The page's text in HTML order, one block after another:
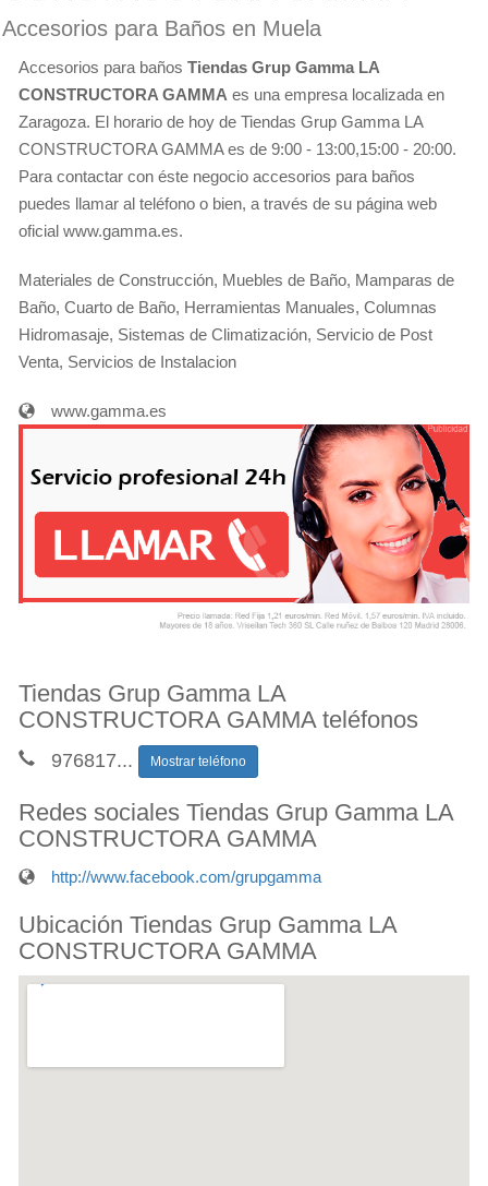
Accesorios para Baños en Muela
Accesorios para baños Tiendas Grup Gamma LA
CONSTRUCTORA GAMMA es una empresa localizada en
Zaragoza. El horario de hoy de Tiendas Grup Gamma LA
CONSTRUCTORA GAMMA es de 9:00 - 13:00,15:00 - 20:00.
Para contactar con éste negocio accesorios para baños
puedes llamar al teléfono o bien, a través de su página web
oficial www.gamma.es.
Materiales de Construcción, Muebles de Baño, Mamparas de
Baño, Cuarto de Baño, Herramientas Manuales, Columnas
Hidromasaje, Sistemas de Climatización, Servicio de Post
Venta, Servicios de Instalacion
www.gamma.es
Tiendas Grup Gamma LA
CONSTRUCTORA GAMMA teléfonos
976817... Mostrar teléfono
Redes sociales Tiendas Grup Gamma LA
CONSTRUCTORA GAMMA
http://www.facebook.com/grupgamma
Ubicación Tiendas Grup Gamma LA
CONSTRUCTORA GAMMA